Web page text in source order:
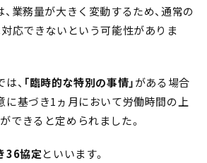
、業務量が大きく変動するため、通常の
応できないという可能性がありま
、 「臨時的な特別の事情」がある場合
に基づき1ヵ月において労働時間の上
できると定められました。
36協定といいます。